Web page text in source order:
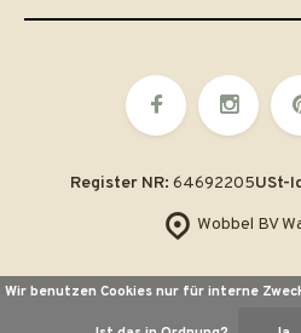
Wobbel BV
Register NR: 64692205USt-
Wir benutzen Cookies nur für interne